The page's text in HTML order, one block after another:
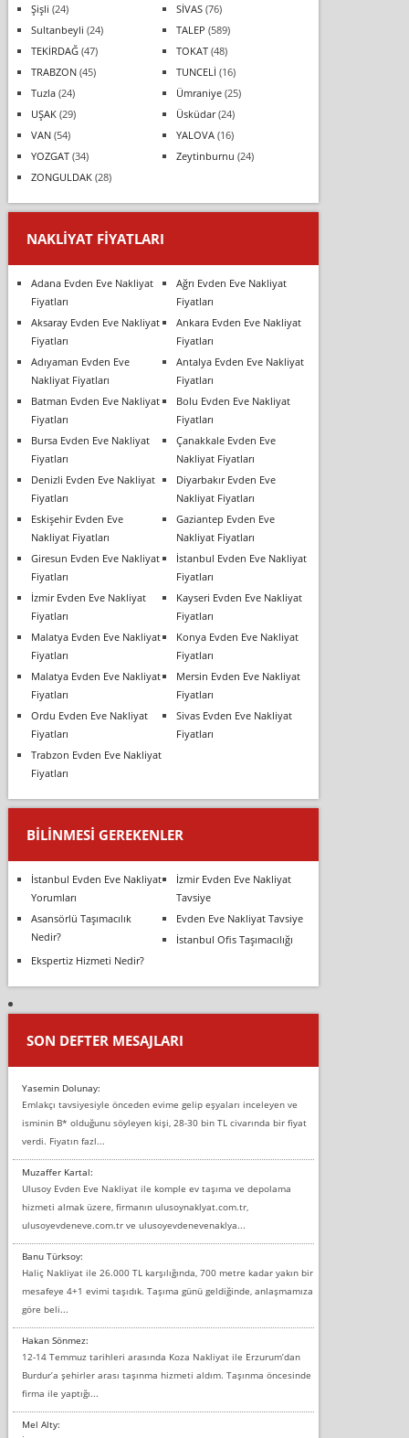
Şişli (24) SİVAS(76)
Sultanbeyli (24) TALEP (589)
TEKİRDAĞ(47) TOKAT(48)
TRABZON(45) TUNCELİ (16)
Tuzla(24) Ümraniye(25)
UŞAK(29) Üsküdar(24)
VAN(54) YALOVA(16)
YOZGAT(34) Zeytinburnu (24)
ZONGULDAK(28)
NAKLIYAT FIYATLARI
Adana Evden Eve Nakliyat
Fiyatları
Ağrı Evden Eve Nakliyat
Fiyatları
Aksaray Evden Eve Nakliyat
Fiyatları
Ankara Evden Eve Nakliyat
Fiyatları
Adıyaman Evden Eve
Nakliyat Fiyatları
Antalya Evden Eve Nakliyat
Fiyatları
Batman Evden Eve Nakliyat
Fiyatları
Bolu Evden Eve Nakliyat
Fiyatları
Bursa Evden Eve Nakliyat
Fiyatları
Çanakkale Evden Eve
Nakliyat Fiyatları
Denizli Evden Eve Nakliyat
Fiyatları
Diyarbakır Evden Eve
Nakliyat Fiyatları
Eskişehir Evden Eve
Nakliyat Fiyatları
Gaziantep Evden Eve
Nakliyat Fiyatları
Giresun Evden Eve Nakliyat
Fiyatları
İstanbul Evden Eve Nakliyat
Fiyatları
İzmir Evden Eve Nakliyat
Fiyatları
Kayseri Evden Eve Nakliyat
Fiyatları
Malatya Evden Eve Nakliyat
Fiyatları
Konya Evden Eve Nakliyat
Fiyatları
Malatya Evden Eve Nakliyat
Fiyatları
Mersin Evden Eve Nakliyat
Fiyatları
Ordu Evden Eve Nakliyat
Fiyatları
Sivas Evden Eve Nakliyat
Fiyatları
Trabzon Evden Eve Nakliyat
Fiyatları
BILINMESI GEREKENLER
İstanbul Evden Eve Nakliyat
Yorumları
İzmir Evden Eve Nakliyat
Tavsiye
Asansörlü Taşımacılık
Nedir?
Evden Eve Nakliyat Tavsiye
İstanbul Ofis Taşımacılığı
Ekspertiz Hizmeti Nedir?
SON DEFTER MESAJLARI
Yasemin Dolunay:
Emlakçı tavsiyesiyle önceden evime gelip eşyaları inceleyen ve
isminin B* olduğunu söyleyen kişi, 28-30 bin TL civarında bir fiyat
verdi. Fiyatın fazl...
Muzaffer Kartal:
Ulusoy Evden Eve Nakliyat ile komple ev taşıma ve depolama
hizmeti almak üzere, firmanın ulusoynaklyat.com.tr,
ulusoyevdeneve.com.tr ve ulusoyevdenevenaklya...
Banu Türksoy:
Haliç Nakliyat ile 26.000 TL karşılığında, 700 metre kadar yakın bir
mesafeye 4+1 evimi taşıdık. Taşıma günü geldiğinde, anlaşmamıza
göre beli...
Hakan Sönmez:
12-14 Temmuz tarihleri arasında Koza Nakliyat ile Erzurum’dan
Burdur’a şehirler arası taşınma hizmeti aldım. Taşınma öncesinde
firma ile yaptığı...
Mel Alty: